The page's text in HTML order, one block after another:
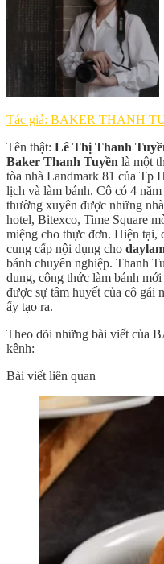
Tác giả: BAKER THANH
Tên thật: Lê Thị Thanh
Baker Thanh Tuyền là một
tòa nhà Landmark 81 của Tp
lịch và làm bánh. Cô có 4
thường xuyên được những
hotel, Bitexco, Time Square
miệng cho thực đơn. Hiện tại,
cung cấp nội dụng cho
bánh chuyên nghiệp. Thanh
dung, công thức làm bánh
được sự tâm huyết của cô gái
ấy tạo ra.
Theo dõi những bài viết của
kênh:
Bài viết liên quan